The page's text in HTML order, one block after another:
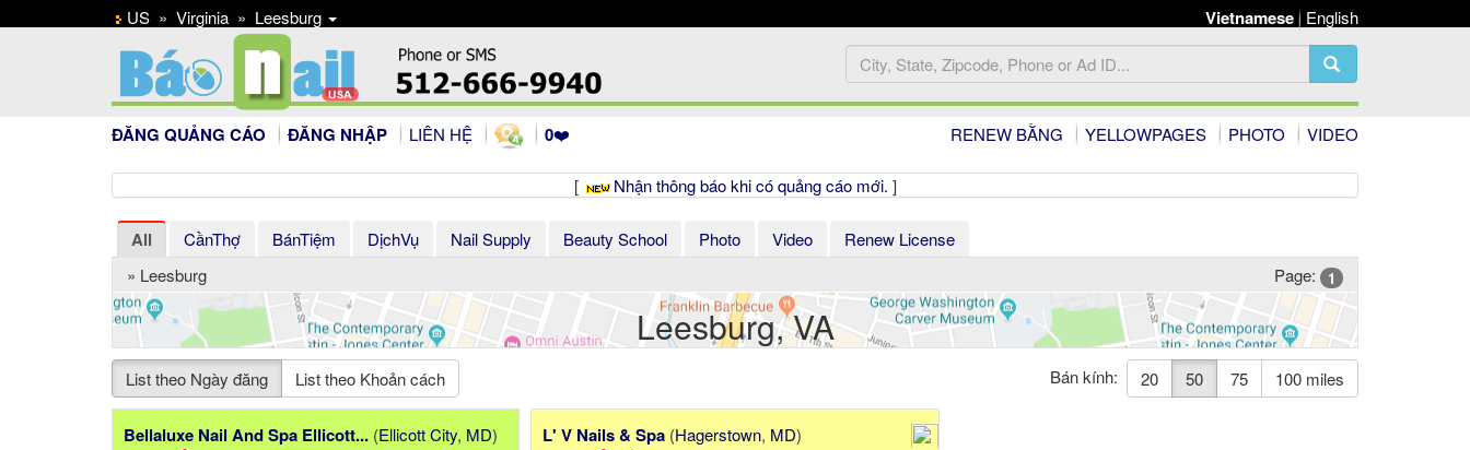
Vietnamese English
US » Virginia » Leesburg
RENEW BẰNG YELLOWPAGES PHOTO VIDEO
ĐĂNG QUẢNG CÁO ĐĂNG NHẬP LIÊN HỆ 0❤️
[ Nhận thông báo khi có quảng cáo mới. ]
All CầnThợ BánTiệm DịchVụ Nail Supply Beauty School Photo Video
Renew License
» Leesburg
Page: 1
Leesburg, VA
List theo Ngày đăng List theo Khoản cách 20 50 75 100 miles
Bán kính:
Bellaluxe Nail And Spa Ellicott... (Ellicott City, MD) L' V Nails & Spa (Hagerstown, MD)